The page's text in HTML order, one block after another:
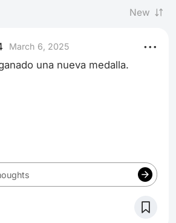
New
March 6, 2025
una nueva medalla.